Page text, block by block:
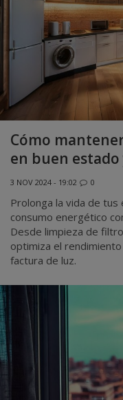
Cómo
en buen
3 NOV 2024 - 19:02 0
Prolonga la vida de
consumo energético
Desde limpieza de
optimiza el
factura de luz.